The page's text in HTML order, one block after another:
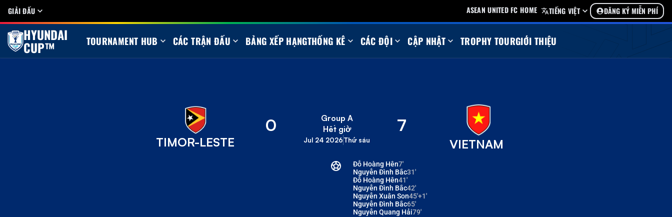
GIẢI ĐẤU ASEAN UNITED FC HOME TIẾNG VIỆT ĐĂNG KÝ MIỄN PHÍ
HYUNDAI
CUP™ TOURNAMENT HUB CÁC TRẬN ĐẤU BẢNG XẾP HẠNGTHỐNG KÊ CÁC ĐỘI CẬP NHẬT TROPHY TOURGIỚI THIỆU
TIMOR-LESTE
0
Group A
Hết giờ
Jul 24 2026Thứ sáu
7
VIETNAM
Đỗ Hoàng Hên7'
Nguyễn Đình Bắc31'
Đỗ Hoàng Hên41'
Nguyễn Đình Bắc42'
Nguyễn Xuân Son45'+1'
Nguyễn Đình Bắc65'
Nguyễn Quang Hải79'